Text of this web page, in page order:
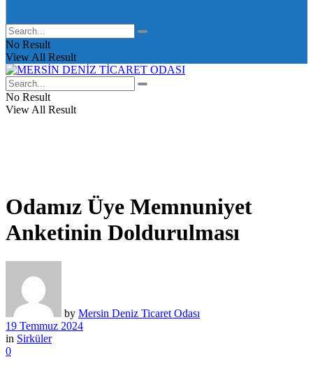
No Result
View All Result
No Result
View All Result
Odamız Üye Memnuniyet
Anketinin Doldurulması
by Mersin Deniz Ticaret Odası
19 Temmuz 2024
in Sirküler
0